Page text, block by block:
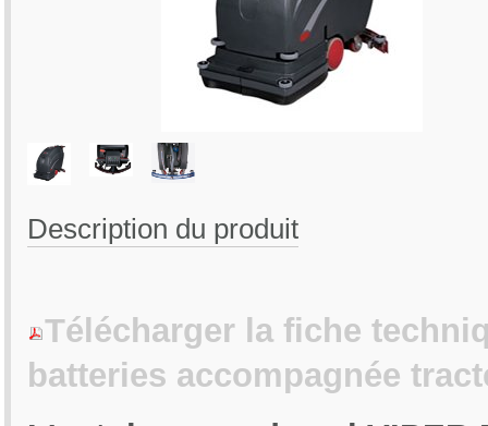
Description du produit
Télécharger la fiche
batteries accompagnée